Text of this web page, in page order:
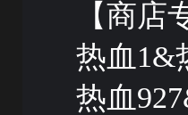
【商
热血1&
热血